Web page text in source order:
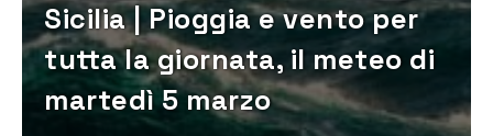
Sicilia | Pioggia e vento per
tutta la giornata, il meteo di
martedì 5 marzo